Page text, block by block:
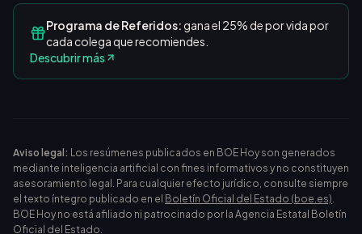
Programa de Referidos:gana el 25% de por vida por
cada colega que recomiendes.
Descubrir más
Aviso legal: Los resúmenes publicados en BOE Hoy son generados
mediante inteligencia artificial con fines informativos y no constituyen
asesoramiento legal. Para cualquier efecto jurídico, consulte siempre
el texto íntegro publicado en el Boletín Oficial del Estado (boe.es).
BOE Hoy no está afiliado ni patrocinado por la Agencia Estatal Boletín
Oficial del Estado.